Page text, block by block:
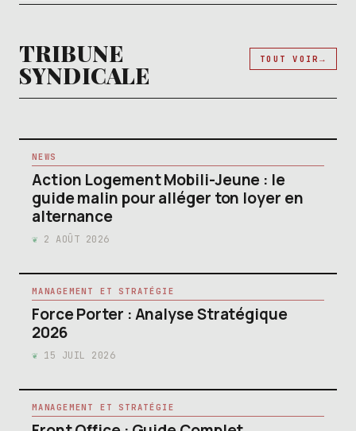
TRIBUNE
SYNDICALE
TOUT VOIR
NEWS
Action Logement Mobili-Jeune : le
guide malin pour alléger ton loyer en
alternance
2 AOÛT 2026
MANAGEMENT ET STRATÉGIE
Force Porter : Analyse Stratégique
2026
15 JUIL 2026
MANAGEMENT ET STRATÉGIE